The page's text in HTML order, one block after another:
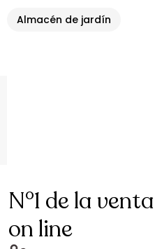
Almacén de jardín
N°1 de la
on line